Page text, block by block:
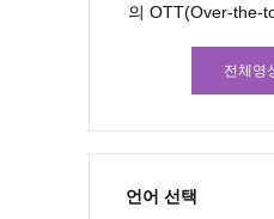
의 OTT(Over-the-
전체영
언어 선택